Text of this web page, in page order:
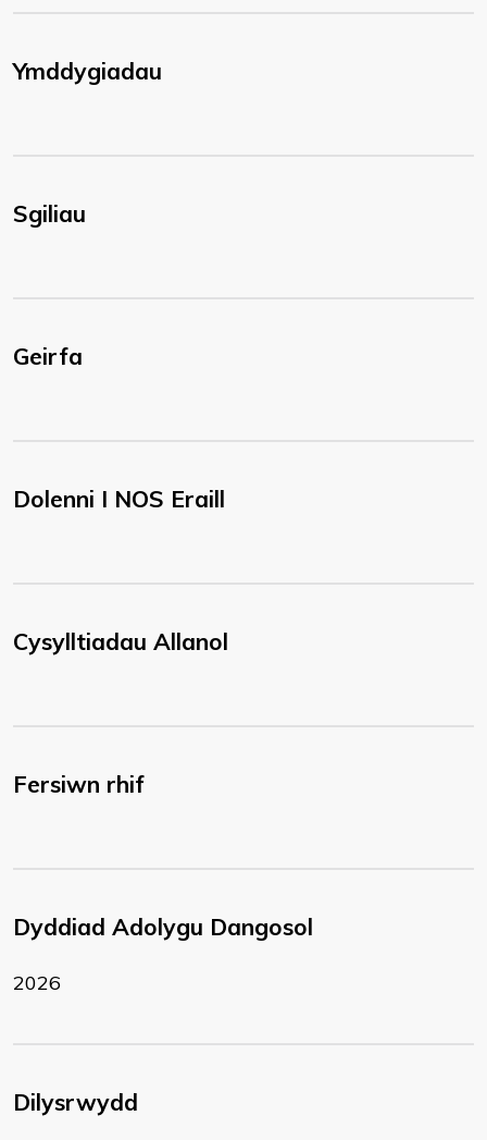
Ymddygiadau
Sgiliau
Geirfa
Dolenni I NOS Eraill
Cysylltiadau Allanol
Fersiwn rhif
Dyddiad Adolygu Dangosol
2026
Dilysrwydd